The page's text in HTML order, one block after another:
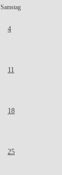
Samstag
4
11
18
25